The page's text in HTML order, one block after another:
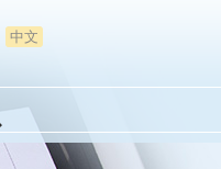
中文